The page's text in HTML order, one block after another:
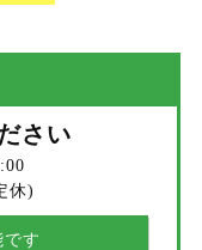
さい
休)
です